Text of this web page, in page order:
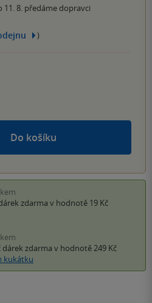
11. 8. předáme dopravci
)
Do košíku
zdarma v hodnotě 19 Kč
dárek zdarma v hodnotě 249 Kč
kukátku